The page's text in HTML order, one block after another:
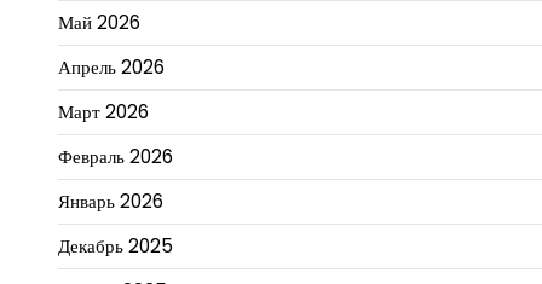
Май 2026
Апрель 2026
Март 2026
Февраль 2026
Январь 2026
Декабрь 2025